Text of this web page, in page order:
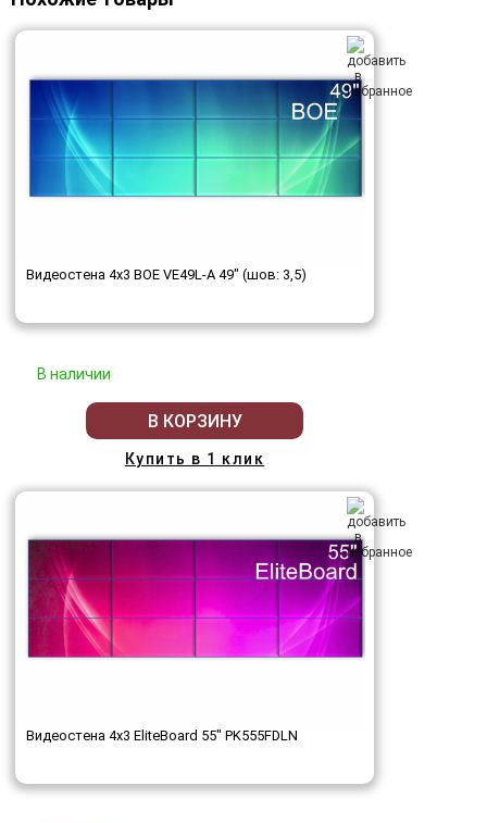
Видеостена 4x3 BOE VE49L-A 49" (шов: 3,5)
В наличии
В КОРЗИНУ
Купить в 1 клик
Видеостена 4x3 EliteBoard 55" PK555FDLN